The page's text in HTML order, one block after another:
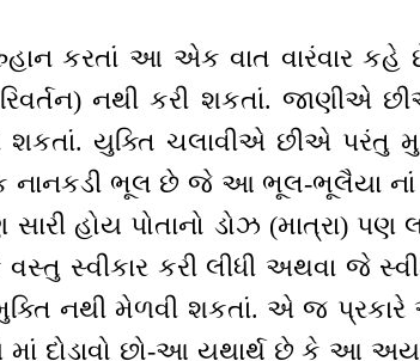
કરતાં આ એક વાત વારંવાર
નથી કરી શકતાં. જાણીએ
યુક્તિ ચલાવીએ છીએ પરંતુ
ભૂલ છે જે આ ભૂલ-ભૂલૈયા નાં
હોય પોતાનો ડોઝ (માત્રા) પણ
સ્વીકાર કરી લીધી અથવા જે
મુક્તિ નથી મેળવી શકતાં. એ જ
માં દોડાવો છો-આ યથાર્થ છે કે આ